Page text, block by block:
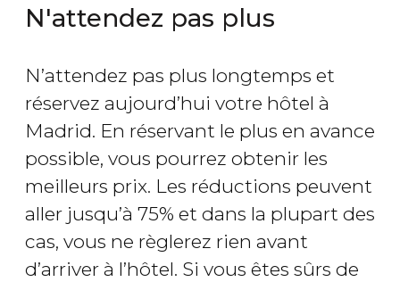
N'attendez pas plus
N’attendez pas plus longtemps et
réservez aujourd’hui votre hôtel à
Madrid. En réservant le plus en avance
possible, vous pourrez obtenir les
meilleurs prix. Les réductions peuvent
aller jusqu’à 75% et dans la plupart des
cas, vous ne règlerez rien avant
d’arriver à l’hôtel. Si vous êtes sûrs de